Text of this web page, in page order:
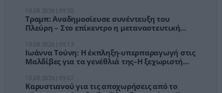
Τραμπ: Αναδημοσίευσε συνέντευξη του
Πλεύρη – Στο επίκεντρο η μεταναστευτική
Ιωάννα Τούνη: Η έκπληξη-υπερπαραγωγή στις
Μαλδίβες για τα γενέθλιά της–Η ξεχωριστή
Καρυστιανού για τις αποχωρήσεις από το